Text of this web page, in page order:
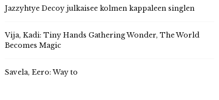
Jazzyhtye Decoy julkaisee kolmen kappaleen singlen
Vija, Kadi: Tiny Hands Gathering Wonder, The World
Becomes Magic
Savela, Eero: Way to